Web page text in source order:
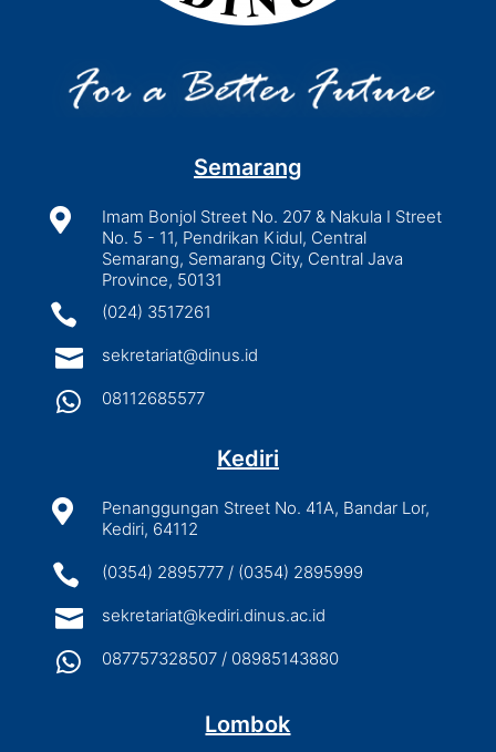
Semarang

Imam Bonjol Street No. 207 & Nakula I Street
No. 5 - 11, Pendrikan Kidul, Central
Semarang, Semarang City, Central Java
Province, 50131
 (024) 3517261
 sekretariat@dinus.id
 08112685577
Kediri

Penanggungan Street No. 41A, Bandar Lor,
Kediri, 64112
 (0354) 2895777 / (0354) 2895999
 sekretariat@kediri.dinus.ac.id
 087757328507 / 08985143880
Lombok